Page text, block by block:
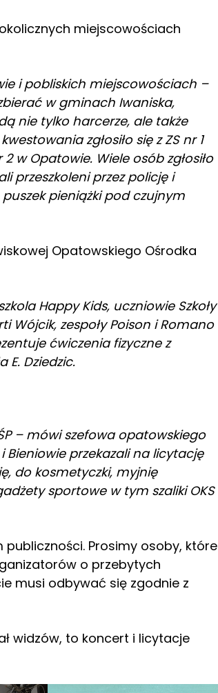
miejscowościach
i pobliskich miejscowościach –
w gminach Iwaniska,
nie tylko harcerze, ale także
zgłosiło się z ZS nr 1
2 w Opatowie. Wiele osób zgłosiło
przeszkoleni przez policję i
pieniążki pod czujnym
Opatowskiego Ośrodka
Happy Kids, uczniowie Szkoły
Wójcik, zespoły Poison i Romano
ćwiczenia fizyczne z
E. Dziedzic.
– mówi szefowa opatowskiego
Bieniowie przekazali na licytację
do kosmetyczki, myjnię
sportowe w tym szaliki OKS
Prosimy osoby, które
o przebytych
musi odbywać się zgodnie z
widzów, to koncert i licytacje